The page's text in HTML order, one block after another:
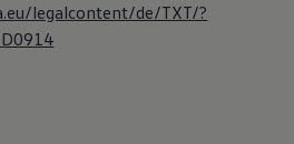
legalcontent/de/TXT/?